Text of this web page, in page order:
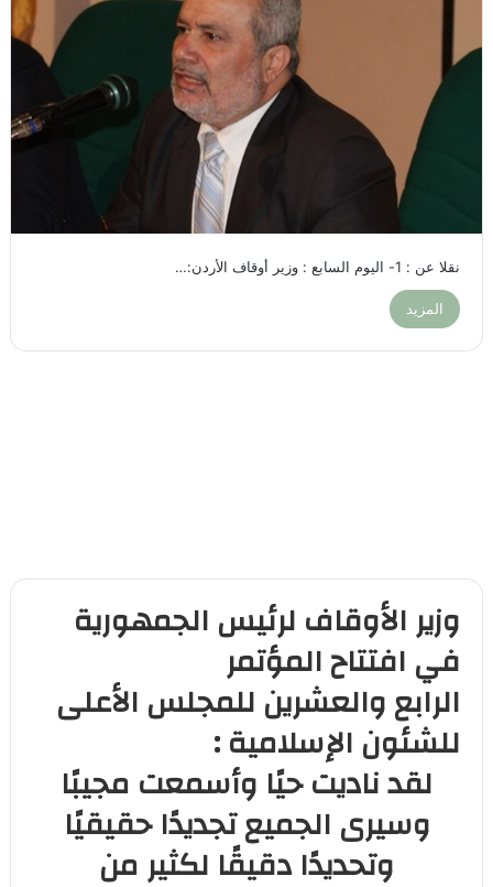
نقلا عن : 1- اليوم السابع : وزير أوقاف الأردن:…
المزيد
وزير الأوقاف لرئيس الجمهورية
في افتتاح المؤتمر
الرابع والعشرين للمجلس الأعلى
للشئون الإسلامية :
لقد ناديت حيًا وأسمعت مجيبًا
وسيرى الجميع تجديدًا حقيقيًا
وتحديدًا دقيقًا لكثير من